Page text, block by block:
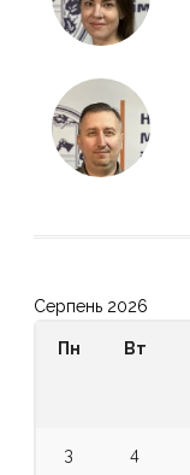
Серпень 2026
Пн Вт
3 4